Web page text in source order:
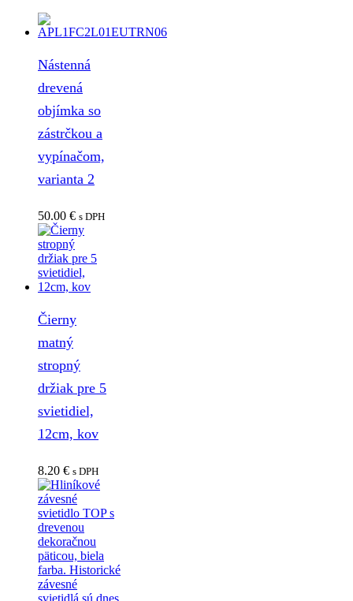
Nástenná
drevená
objímka so
zástrčkou a
vypínačom,
varianta 2
50.00 € s DPH
Čierny
matný
stropný
držiak pre 5
svietidiel,
12cm, kov
8.20 € s DPH